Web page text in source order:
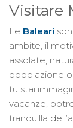
Visitare
Le Baleari
ambite, il
assolate,
popolazione
tu stai
vacanze,
tranquilla